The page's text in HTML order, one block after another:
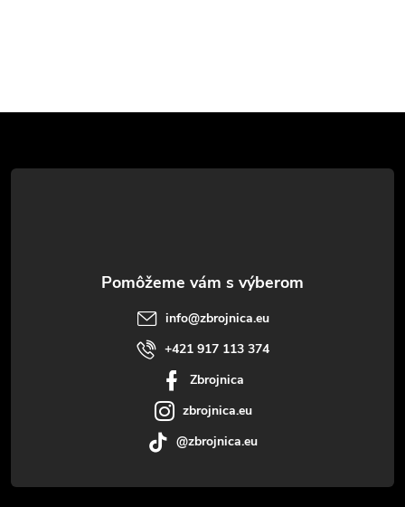
á
info@zbrojnica.eu
+421 917 113 374
Zbrojnica
zbrojnica.eu
@zbrojnica.eu